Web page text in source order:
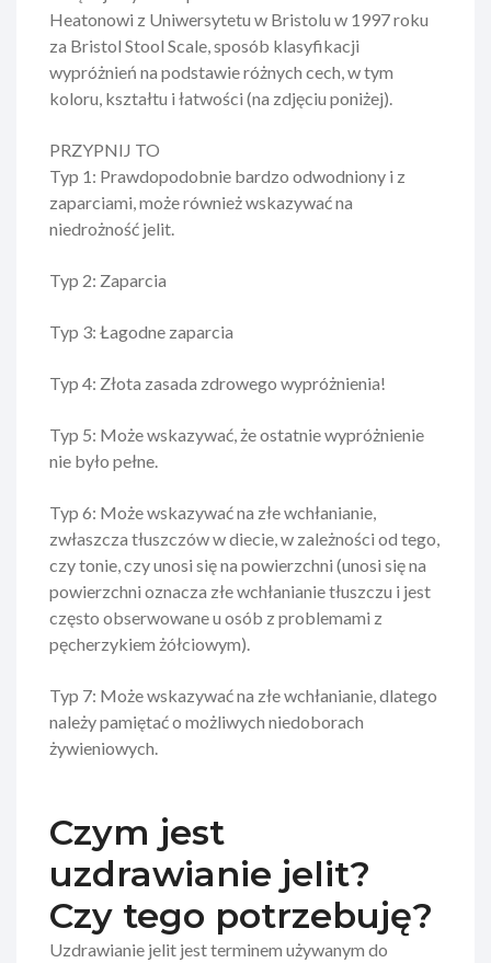
Heatonowi z Uniwersytetu w Bristolu w 1997 roku
za Bristol Stool Scale, sposób klasyfikacji
wypróżnień na podstawie różnych cech, w tym
koloru, kształtu i łatwości (na zdjęciu poniżej).
PRZYPNIJ TO
Typ 1: Prawdopodobnie bardzo odwodniony i z
zaparciami, może również wskazywać na
niedrożność jelit.
Typ 2: Zaparcia
Typ 3: Łagodne zaparcia
Typ 4: Złota zasada zdrowego wypróżnienia!
Typ 5: Może wskazywać, że ostatnie wypróżnienie
nie było pełne.
Typ 6: Może wskazywać na złe wchłanianie,
zwłaszcza tłuszczów w diecie, w zależności od tego,
czy tonie, czy unosi się na powierzchni (unosi się na
powierzchni oznacza złe wchłanianie tłuszczu i jest
często obserwowane u osób z problemami z
pęcherzykiem żółciowym).
Typ 7: Może wskazywać na złe wchłanianie, dlatego
należy pamiętać o możliwych niedoborach
żywieniowych.
Czym jest
uzdrawianie jelit?
Czy tego potrzebuję?
Uzdrawianie jelit jest terminem używanym do